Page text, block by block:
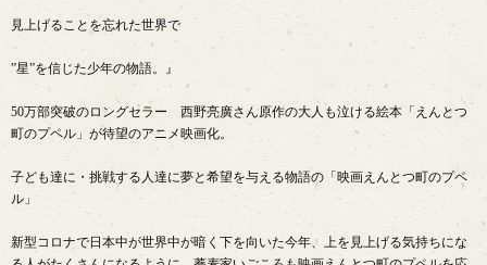
見上げることを忘れた世界で
”星”を信じた少年の物語。』
50万部突破のロングセラー 西野亮廣さん原作の大人も泣ける絵本「えんとつ
町のプペル」が待望のアニメ映画化。
子ども達に・挑戦する人達に夢と希望を与える物語の「映画えんとつ町のプペ
ル」
新型コロナで日本中が世界中が暗く下を向いた今年、上を見上げる気持ちにな